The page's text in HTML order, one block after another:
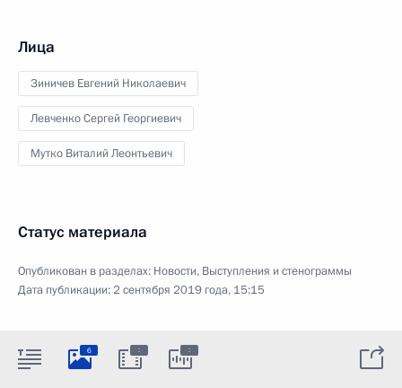
Лица
Зиничев Евгений Николаевич
Левченко Сергей Георгиевич
Мутко Виталий Леонтьевич
Статус материала
Опубликован в разделах: Новости, Выступления и стенограммы
Дата публикации:2 сентября 2019 года, 15:15
6 : :